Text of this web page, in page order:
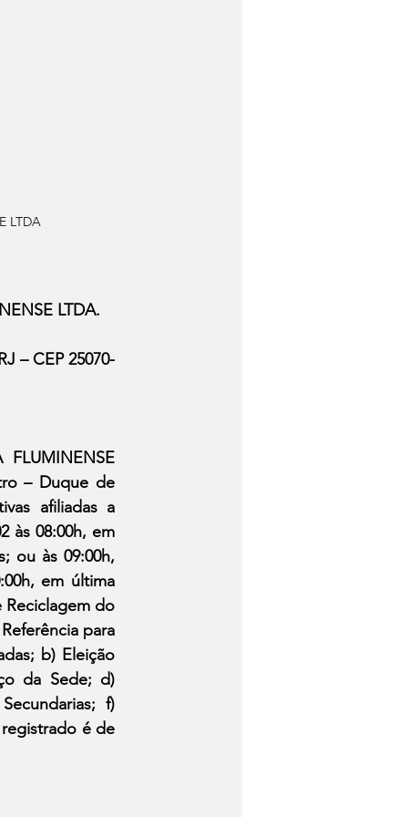
LTDA
LTDA.
– CEP 25070-
– Duque de
afiliadas a
às 08:00h, em
ou às 09:00h,
em última
Reciclagem do
para
b) Eleição
da Sede; d)
f)
é de